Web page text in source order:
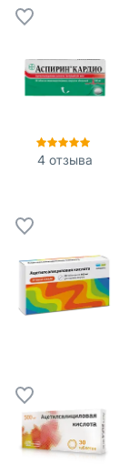
4отзыва